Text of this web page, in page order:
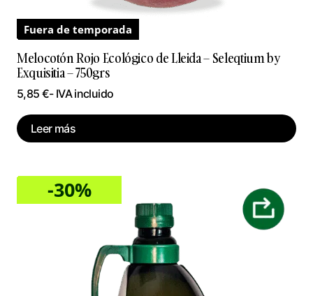
Fuera de temporada
Melocotón Rojo Ecológico de Lleida – Seleqtium by
Exquisitia – 750grs
5,85 €- IVA incluido
Leer más
-30%